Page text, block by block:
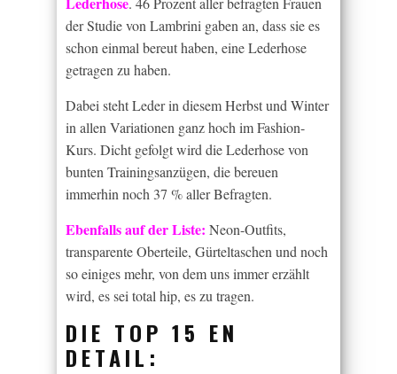
der Studie von Lambrini gaben an, dass sie es
schon einmal bereut haben, eine Lederhose
getragen zu haben.
Dabei steht Leder in diesem Herbst und Winter
in allen Variationen ganz hoch im Fashion-
Kurs. Dicht gefolgt wird die Lederhose von
bunten Trainingsanzügen, die bereuen
immerhin noch 37 % aller Befragten.
Ebenfalls auf der Liste: Neon-Outfits,
transparente Oberteile, Gürteltaschen und noch
so einiges mehr, von dem uns immer erzählt
wird, es sei total hip, es zu tragen.
DIE TOP 15 EN
DETAIL: